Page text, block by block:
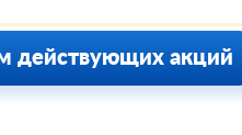
действующих акций